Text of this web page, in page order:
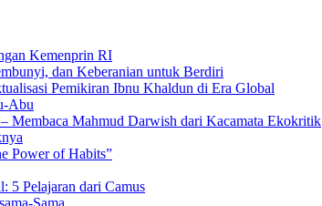
Kemenprin RI
dan Keberanian untuk Berdiri
Pemikiran Ibnu Khaldun di Era Global
Abu
Membaca Mahmud Darwish dari Kacamata Ekokritik
Power of Habits”
5 Pelajaran dari Camus
Sama